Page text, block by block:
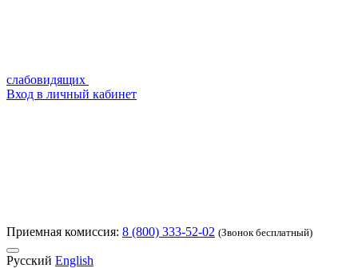
слабовидящих
Вход в личный кабинет
Приемная комиссия: 8 (800) 333-52-02 (Звонок бесплатный)
Русский English